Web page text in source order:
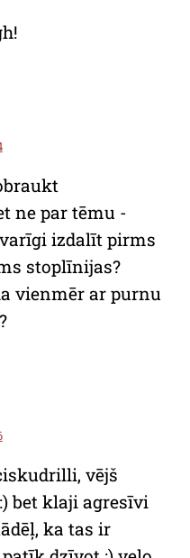
ne par tēmu -
izdalīt pirms
stoplīnijas?
vienmēr ar purnu
vējš
bet klaji agresīvi
ka tas ir